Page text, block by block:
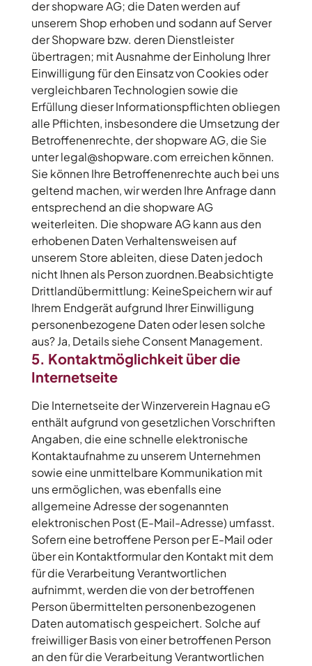
der shopware AG; die Daten werden auf
unserem Shop erhoben und sodann auf Server
der Shopware bzw. deren Dienstleister
übertragen; mit Ausnahme der Einholung Ihrer
Einwilligung für den Einsatz von Cookies oder
vergleichbaren Technologien sowie die
Erfüllung dieser Informationspflichten obliegen
alle Pflichten, insbesondere die Umsetzung der
Betroffenenrechte, der shopware AG, die Sie
unter legal@shopware.com erreichen können.
Sie können Ihre Betroffenenrechte auch bei uns
geltend machen, wir werden Ihre Anfrage dann
entsprechend an die shopware AG
weiterleiten. Die shopware AG kann aus den
erhobenen Daten Verhaltensweisen auf
unserem Store ableiten, diese Daten jedoch
nicht Ihnen als Person zuordnen.Beabsichtigte
Drittlandübermittlung: KeineSpeichern wir auf
Ihrem Endgerät aufgrund Ihrer Einwilligung
personenbezogene Daten oder lesen solche
aus?Ja, Details siehe Consent Management.
5. Kontaktmöglichkeit über die
Internetseite
Die Internetseite der Winzerverein Hagnau eG
enthält aufgrund von gesetzlichen Vorschriften
Angaben, die eine schnelle elektronische
Kontaktaufnahme zu unserem Unternehmen
sowie eine unmittelbare Kommunikation mit
uns ermöglichen, was ebenfalls eine
allgemeine Adresse der sogenannten
elektronischen Post (E-Mail-Adresse) umfasst.
Sofern eine betroffene Person per E-Mail oder
über ein Kontaktformular den Kontakt mit dem
für die Verarbeitung Verantwortlichen
aufnimmt, werden die von der betroffenen
Person übermittelten personenbezogenen
Daten automatisch gespeichert. Solche auf
freiwilliger Basis von einer betroffenen Person
an den für die Verarbeitung Verantwortlichen